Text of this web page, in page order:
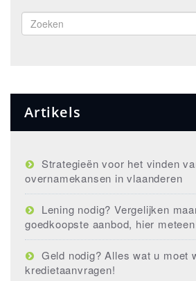
Artikels
Strategieën voor het vinden
overnamekansen in vlaanderen
Lening nodig? Vergelijken
goedkoopste aanbod, hier
Geld nodig? Alles wat u moet
kredietaanvragen!